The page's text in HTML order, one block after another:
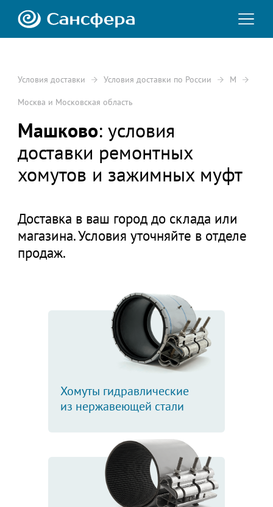
Условия доставки Условия доставки по России М
Москва и Московская область
Машково: условия
доставки ремонтных
хомутов и зажимных муфт
Доставка в ваш город до склада или
магазина. Условия уточняйте в отделе
продаж.
Хомуты гидравлические
из нержавеющей стали